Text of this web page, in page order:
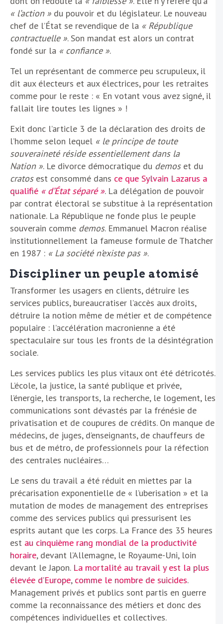
« l’action » du pouvoir et du législateur. Le nouveau
chef de l’État se revendique de la « République
contractuelle ». Son mandat est alors un contrat
fondé sur la « confiance ».
Tel un représentant de commerce peu scrupuleux, il
dit aux électeurs et aux électrices, pour les retraites
comme pour le reste : « En votant vous avez signé, il
fallait lire toutes les lignes » !
Exit donc l’article 3 de la déclaration des droits de
l’homme selon lequel « le principe de toute
souveraineté réside essentiellement dans la
Nation ». Le divorce démocratique du demoset du
cratosest consommé dans ce que Sylvain Lazarus a
qualifié « d’État séparé ». La délégation de pouvoir
par contrat électoral se substitue à la représentation
nationale. La République ne fonde plus le peuple
souverain comme demos. Emmanuel Macron réalise
institutionnellement la fameuse formule de Thatcher
en 1987 : « La société n’existe pas ».
Discipliner un peuple atomisé
Transformer les usagers en clients, détruire les
services publics, bureaucratiser l’accès aux droits,
détruire la notion même de métier et de compétence
populaire : l’accélération macronienne a été
spectaculaire sur tous les fronts de la désintégration
sociale.
Les services publics les plus vitaux ont été détricotés.
L’école, la justice, la santé publique et privée,
l’énergie, les transports, la recherche, le logement, les
communications sont dévastés par la frénésie de
privatisation et de coupures de crédits. On manque de
médecins, de juges, d’enseignants, de chauffeurs de
bus et de métro, de professionnels pour la réfection
des centrales nucléaires…
Le sens du travail a été réduit en miettes par la
précarisation exponentielle de « l’uberisation » et la
mutation de modes de management des entreprises
comme des services publics qui pressurisent les
esprits autant que les corps. La France des 35 heures
est au cinquième rang mondial de la productivité
horaire, devant l’Allemagne, le Royaume-Uni, loin
devant le Japon. La mortalité au travail y est la plus
élevée d’Europe, comme le nombre de suicides.
Management privés et publics sont partis en guerre
comme la reconnaissance des métiers et donc des
compétences individuelles et collectives.